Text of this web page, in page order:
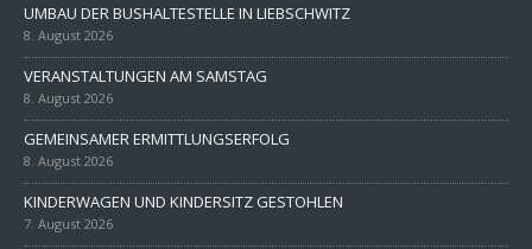
UMBAU DER BUSHALTESTELLE IN LIEBSCHWITZ
8. August 2026
VERANSTALTUNGEN AM SAMSTAG
8. August 2026
GEMEINSAMER ERMITTLUNGSERFOLG
8. August 2026
KINDERWAGEN UND KINDERSITZ GESTOHLEN
7. August 2026